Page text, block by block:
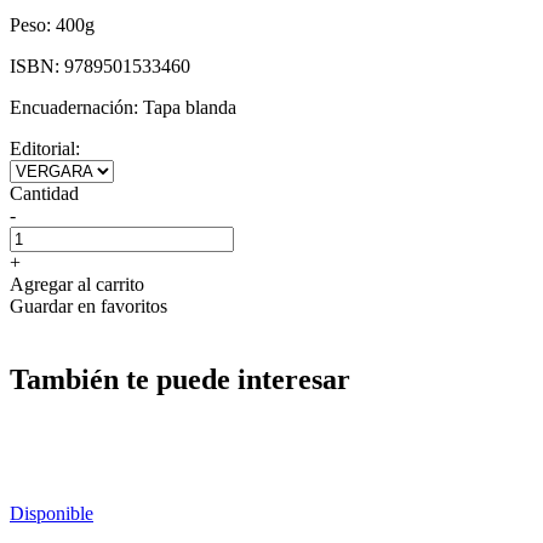
Peso: 400g
ISBN: 9789501533460
Encuadernación: Tapa blanda
Editorial:
Cantidad
-
+
Agregar al carrito
Guardar en favoritos
También te puede interesar
Disponible